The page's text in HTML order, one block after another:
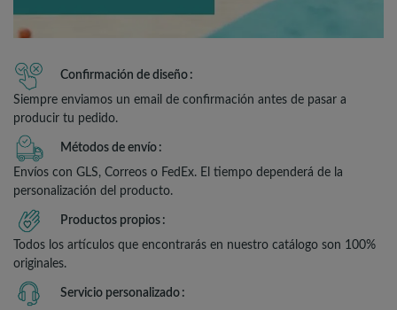
Confirmación de diseño
Siempre enviamos un email de confirmación antes de pasar a
producir tu pedido.
Métodos de envío
Envíos con GLS, Correos o FedEx. El tiempo dependerá de la
personalización del producto.
Productos propios
Todos los artículos que encontrarás en nuestro catálogo son 100%
originales.
Servicio personalizado